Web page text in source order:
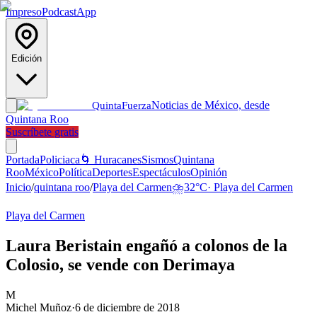
ImpresoPodcastApp
Edición
QuintaFuerzaNoticias de México, desde
Quintana Roo
Suscríbete gratis
PortadaPoliciaca 🌀 HuracanesSismosQuintana
RooMéxicoPolíticaDeportesEspectáculosOpinión
Inicio/quintana roo/Playa del Carmen⛈️32°C· Playa del Carmen
Playa del Carmen
Laura Beristain engañó a colonos de la
Colosio, se vende con Derimaya
M
Michel Muñoz·6 de diciembre de 2018